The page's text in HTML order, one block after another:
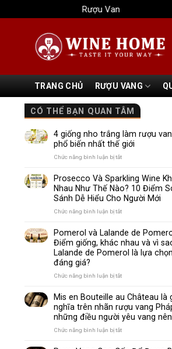
qua
Rượu Vang Wine Home
TRANG CHỦ RƯỢU VANG
CÓ THỂ BẠN QUAN TÂM
4 giống nho trắng làm rượu
phổ biến nhất thế giới
Chức năng bình luận bị tắtở
giống
nho
trắng
làm
biến
nhất
thế
Prosecco Và Sparkling Wine
Nhau Như Thế Nào? 10 Điểm
Sánh Dễ Hiểu Cho Người Mới
Chức năng bình luận bị tắtở
Và
Sparkling
Wine
Khác
10
Điểm
So
Dễ
Pomerol và Lalande de
Điểm giống, khác nhau và vì
Lalande de Pomerol là lựa chọn
đáng giá?
Chức năng bình luận bị tắtở
Lalande
de
Pomerol:
Mis en Bouteille au Château là
nghĩa trên nhãn rượu vang
những điều người yêu vang
Chức năng bình luận bị tắtở
en